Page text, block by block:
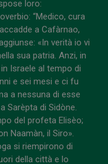
loro:
“Medico, cura
a Cafàrnao,
«In verità io vi
sua patria. Anzi, in
Israele al tempo di
e sei mesi e ci fu
a nessuna di esse
Sarèpta di Sidòne.
del profeta Elisèo;
Naamàn, il Siro».
si riempirono di
della città e lo